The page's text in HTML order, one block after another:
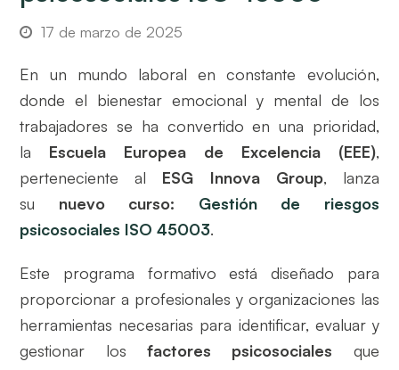
17 de marzo de 2025
En un mundo laboral en constante evolución,
donde el bienestar emocional y mental de los
trabajadores se ha convertido en una prioridad,
la Escuela Europea de Excelencia (EEE),
perteneciente al ESG Innova Group, lanza
su nuevo curso: Gestión de riesgos
psicosociales ISO 45003.
Este programa formativo está diseñado para
proporcionar a profesionales y organizaciones las
herramientas necesarias para identificar, evaluar y
gestionar los factores psicosociales que